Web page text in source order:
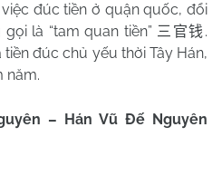
đúc tiền ở quận quốc, đổi
gọi là “tam quan tiền” 三官钱 .
đúc chủ yếu thời Tây Hán,
năm.
– Hán Vũ Đế Nguyên